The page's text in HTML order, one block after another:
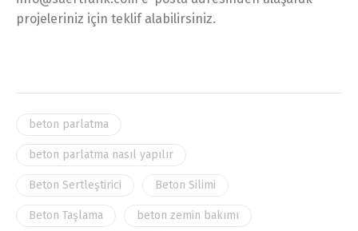
projeleriniz için teklif alabilirsiniz.
beton parlatma
beton parlatma nasıl yapılır
Beton Sertleştirici Beton Silimi
Beton Taşlama beton zemin bakımı